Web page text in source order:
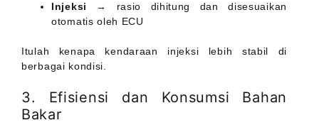
Injeksi
→ rasio dihitung dan disesuaikan
otomatis oleh ECU
Itulah kenapa kendaraan injeksi lebih stabil di
berbagai kondisi.
3. Efisiensi dan Konsumsi Bahan
Bakar